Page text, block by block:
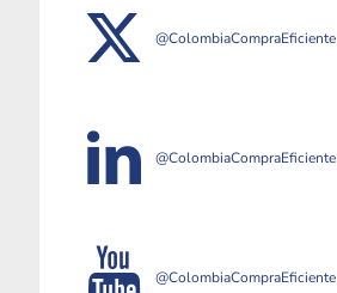
@ColombiaCompraEficiente
@ColombiaCompraEficiente
@ColombiaCompraEficiente